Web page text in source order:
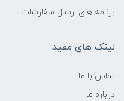
برنامه های ارسال سفارشات
لینک های مفید
تماس با ما
درباره ما